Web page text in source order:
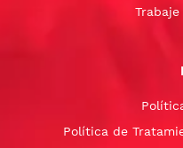
Política de